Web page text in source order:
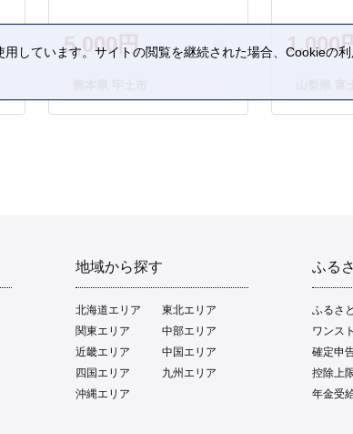
5,000円 1,000
地域から探す
北海道エリア
東北エリア
関東エリア
中部エリア
近畿エリア
中国エリア
四国エリア
九州エリア
沖縄エリア
ふる
ふるさ
ワンス
確定申
控除上
年金受
しています。サイトの閲覧を継続された場合、Cookieの